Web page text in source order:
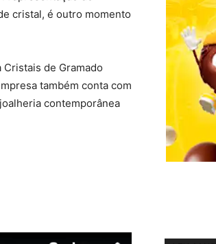
cristal, é outro momento
Cristais de Gramado
também conta com
contemporânea